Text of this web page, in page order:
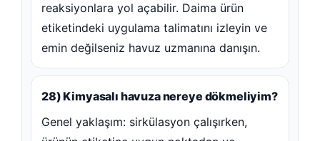
reaksiyonlara yol açabilir. Daima ürün
etiketindeki uygulama talimatını izleyin ve
emin değilseniz havuz uzmanına danışın.
28) Kimyasalı havuza nereye dökmeliyim?
Genel yaklaşım: sirkülasyon çalışırken,